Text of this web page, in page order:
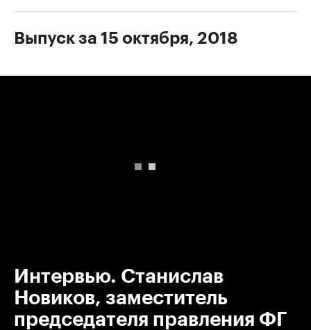
Выпуск за 15 октября, 2018
Интервью. Станислав
Новиков, заместитель
председателя правления ФГ